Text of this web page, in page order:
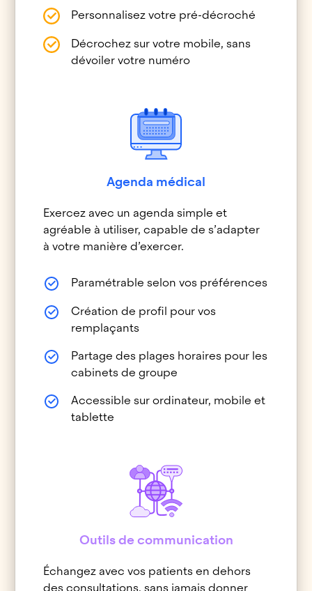
Personnalisez votre pré-décroché
Décrochez sur votre mobile, sans
dévoiler votre numéro
Agenda médical
Exercez avec un agenda simple et
agréable à utiliser, capable de s’adapter
à votre manière d’exercer.
Paramétrable selon vos préférences
Création de profil pour vos
remplaçants
Partage des plages horaires pour les
cabinets de groupe
Accessible sur ordinateur, mobile et
tablette
Outils de communication
Échangez avec vos patients en dehors
des consultations, sans jamais donner